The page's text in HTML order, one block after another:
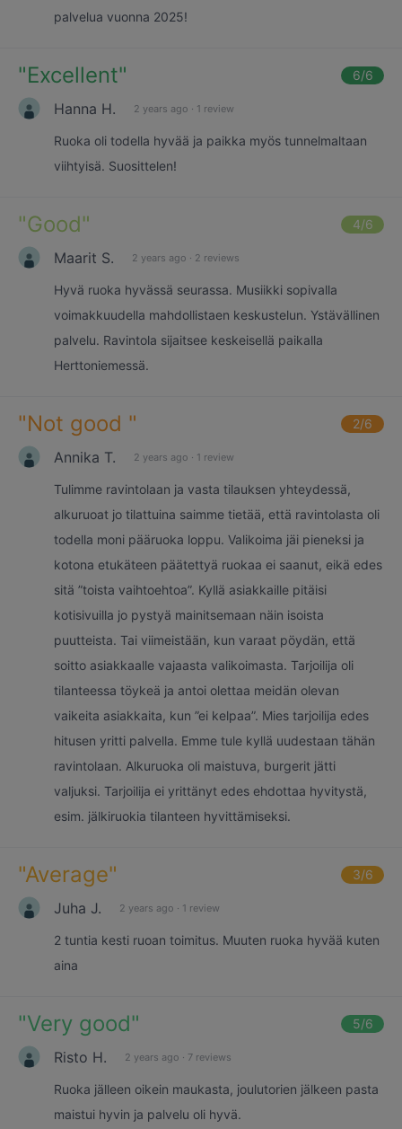
palvelua vuonna 2025!
"Excellent" 6/6
Hanna H. 2 years ago · 1 review
Ruoka oli todella hyvää ja paikka myös tunnelmaltaan
viihtyisä. Suosittelen!
"Good" 4/6
Maarit S. 2 years ago · 2 reviews
Hyvä ruoka hyvässä seurassa. Musiikki sopivalla
voimakkuudella mahdollistaen keskustelun. Ystävällinen
palvelu. Ravintola sijaitsee keskeisellä paikalla
Herttoniemessä.
"Not good " 2/6
Annika T. 2 years ago · 1 review
Tulimme ravintolaan ja vasta tilauksen yhteydessä,
alkuruoat jo tilattuina saimme tietää, että ravintolasta oli
todella moni pääruoka loppu. Valikoima jäi pieneksi ja
kotona etukäteen päätettyä ruokaa ei saanut, eikä edes
sitä ”toista vaihtoehtoa”. Kyllä asiakkaille pitäisi
kotisivuilla jo pystyä mainitsemaan näin isoista
puutteista. Tai viimeistään, kun varaat pöydän, että
soitto asiakkaalle vajaasta valikoimasta. Tarjoilija oli
tilanteessa töykeä ja antoi olettaa meidän olevan
vaikeita asiakkaita, kun ”ei kelpaa”. Mies tarjoilija edes
hitusen yritti palvella. Emme tule kyllä uudestaan tähän
ravintolaan. Alkuruoka oli maistuva, burgerit jätti
valjuksi. Tarjoilija ei yrittänyt edes ehdottaa hyvitystä,
esim. jälkiruokia tilanteen hyvittämiseksi.
"Average" 3/6
Juha J. 2 years ago · 1 review
2 tuntia kesti ruoan toimitus. Muuten ruoka hyvää kuten
aina
"Very good" 5/6
Risto H. 2 years ago · 7 reviews
Ruoka jälleen oikein maukasta, joulutorien jälkeen pasta
maistui hyvin ja palvelu oli hyvä.